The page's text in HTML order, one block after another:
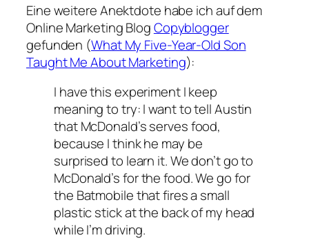
Eine weitere Anektdote habe ich auf dem
Online Marketing BlogCopyblogger
gefunden (What My Five-Year-Old Son
Taught Me About Marketing):
I have this experiment I keep
meaning to try: I want to tell Austin
that McDonald’s serves food,
because I think he may be
surprised to learn it. We don’t go to
McDonald’s for the food. We go for
the Batmobile that fires a small
plastic stick at the back of my head
while I’m driving.